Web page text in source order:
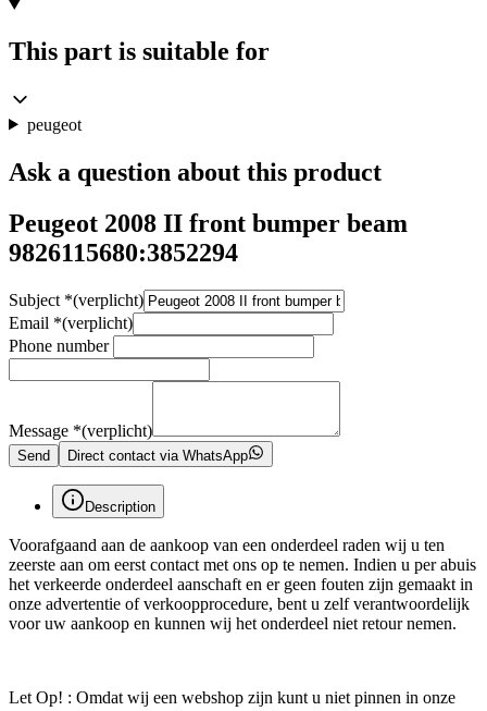
This part is suitable for
peugeot
Ask a question about this product
Peugeot 2008 II front bumper beam
9826115680:3852294
Subject *(verplicht)
Email *(verplicht)
Phone number
Message *(verplicht)
Send Direct contact via WhatsApp
Description
Voorafgaand aan de aankoop van een onderdeel raden wij u ten
zeerste aan om eerst contact met ons op te nemen. Indien u per abuis
het verkeerde onderdeel aanschaft en er geen fouten zijn gemaakt in
onze advertentie of verkoopprocedure, bent u zelf verantwoordelijk
voor uw aankoop en kunnen wij het onderdeel niet retour nemen.
Let Op! : Omdat wij een webshop zijn kunt u niet pinnen in onze